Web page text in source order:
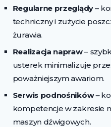
Regularne przeglądy–
techniczny i zużycie
żurawia.
Realizacja napraw–
usterek minimalizuje
poważniejszym awariom.
Serwis podnośników–
kompetencje w zakresie
maszyn dźwigowych.